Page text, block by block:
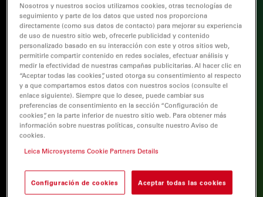
Nosotros y nuestros socios utilizamos cookies, otras tecnologías de
seguimiento y parte de los datos que usted nos proporciona
directamente (como sus datos de contacto) para mejorar su experiencia
de uso de nuestro sitio web, ofrecerle publicidad y contenido
personalizado basado en su interacción con este y otros sitios web,
permitirle compartir contenido en redes sociales, efectuar análisis y
medir la efectividad de nuestras campañas publicitarias. Al hacer clic en
“Aceptar todas las cookies”, usted otorga su consentimiento al respecto
y a que compartamos estos datos con nuestros socios (consulte el
enlace siguiente). Siempre que lo desee, puede cambiar sus
preferencias de consentimiento en la sección “Configuración de
cookies”, en la parte inferior de nuestro sitio web. Para obtener más
información sobre nuestras políticas, consulte nuestro Aviso de
cookies.
Leica Microsystems Cookie Partners Details
Configuración de cookies Aceptar todas las cookies